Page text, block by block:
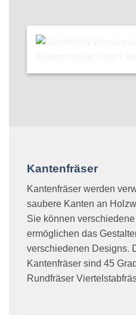
Kantenfräser
Kantenfräser werden
saubere Kanten an
Sie können
ermöglichen das
verschiedenen Designs.
Kantenfräser sind 45
Rundfräser